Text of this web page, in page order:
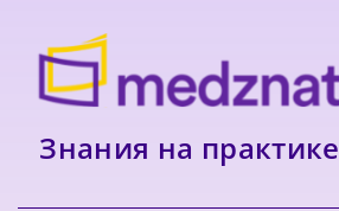
Знания на практике